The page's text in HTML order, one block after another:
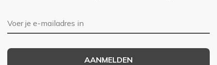
E-mailadres
AANMELDEN